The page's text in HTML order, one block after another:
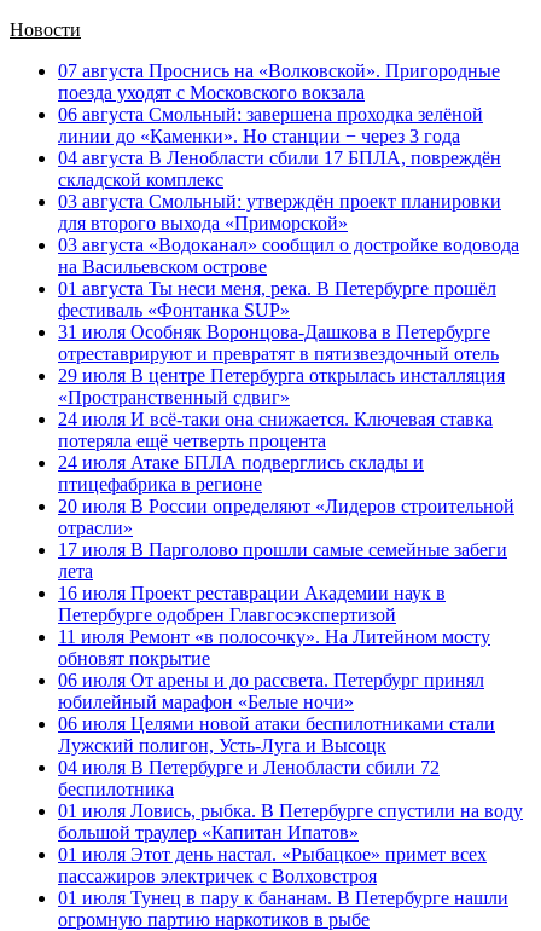
Новости
07 августа Проснись на «Волковской». Пригородные
поезда уходят с Московского вокзала
06 августа Смольный: завершена проходка зелёной
линии до «Каменки». Но станции − через 3 года
04 августа В Ленобласти сбили 17 БПЛА, повреждён
складской комплекс
03 августа Смольный: утверждён проект планировки
для второго выхода «Приморской»
03 августа «Водоканал» сообщил о достройке водовода
на Васильевском острове
01 августа Ты неси меня, река. В Петербурге прошёл
фестиваль «Фонтанка SUP»
31 июля Особняк Воронцова-Дашкова в Петербурге
отреставрируют и превратят в пятизвездочный отель
29 июля В центре Петербурга открылась инсталляция
«Пространственный сдвиг»
24 июля И всё-таки она снижается. Ключевая ставка
потеряла ещё четверть процента
24 июля Атаке БПЛА подверглись склады и
птицефабрика в регионе
20 июля В России определяют «Лидеров строительной
отрасли»
17 июля В Парголово прошли самые семейные забеги
лета
16 июля Проект реставрации Академии наук в
Петербурге одобрен Главгосэкспертизой
11 июля Ремонт «в полосочку». На Литейном мосту
обновят покрытие
06 июля От арены и до рассвета. Петербург принял
юбилейный марафон «Белые ночи»
06 июля Целями новой атаки беспилотниками стали
Лужский полигон, Усть-Луга и Высоцк
04 июля В Петербурге и Ленобласти сбили 72
беспилотника
01 июля Ловись, рыбка. В Петербурге спустили на воду
большой траулер «Капитан Ипатов»
01 июля Этот день настал. «Рыбацкое» примет всех
пассажиров электричек с Волховстроя
01 июля Тунец в пару к бананам. В Петербурге нашли
огромную партию наркотиков в рыбе